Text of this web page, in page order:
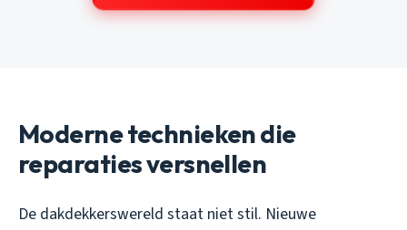
Moderne technieken die
reparaties versnellen
De dakdekkerswereld staat niet stil. Nieuwe